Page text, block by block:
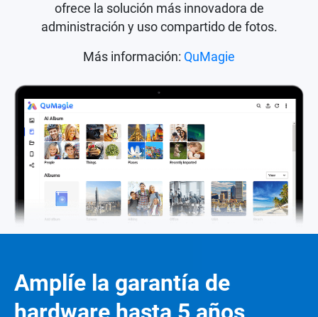
ofrece la solución más innovadora de
administración y uso compartido de fotos.
Más información: QuMagie
Amplíe la garantía de